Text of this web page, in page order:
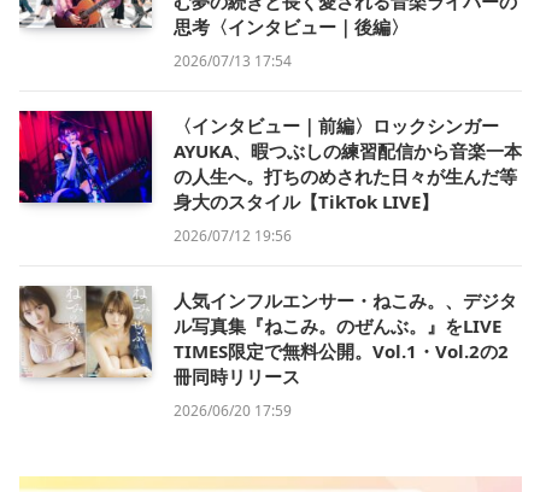
思考〈インタビュー｜後編〉
2026/07/13 17:54
〈インタビュー｜前編〉ロックシンガー
AYUKA、暇つぶしの練習配信から音楽一本
の人生へ。打ちのめされた日々が生んだ等
身大のスタイル【TikTok LIVE】
2026/07/12 19:56
人気インフルエンサー・ねこみ。、デジタ
ル写真集『ねこみ。のぜんぶ。』をLIVE
TIMES限定で無料公開。Vol.1・Vol.2の2
冊同時リリース
2026/06/20 17:59